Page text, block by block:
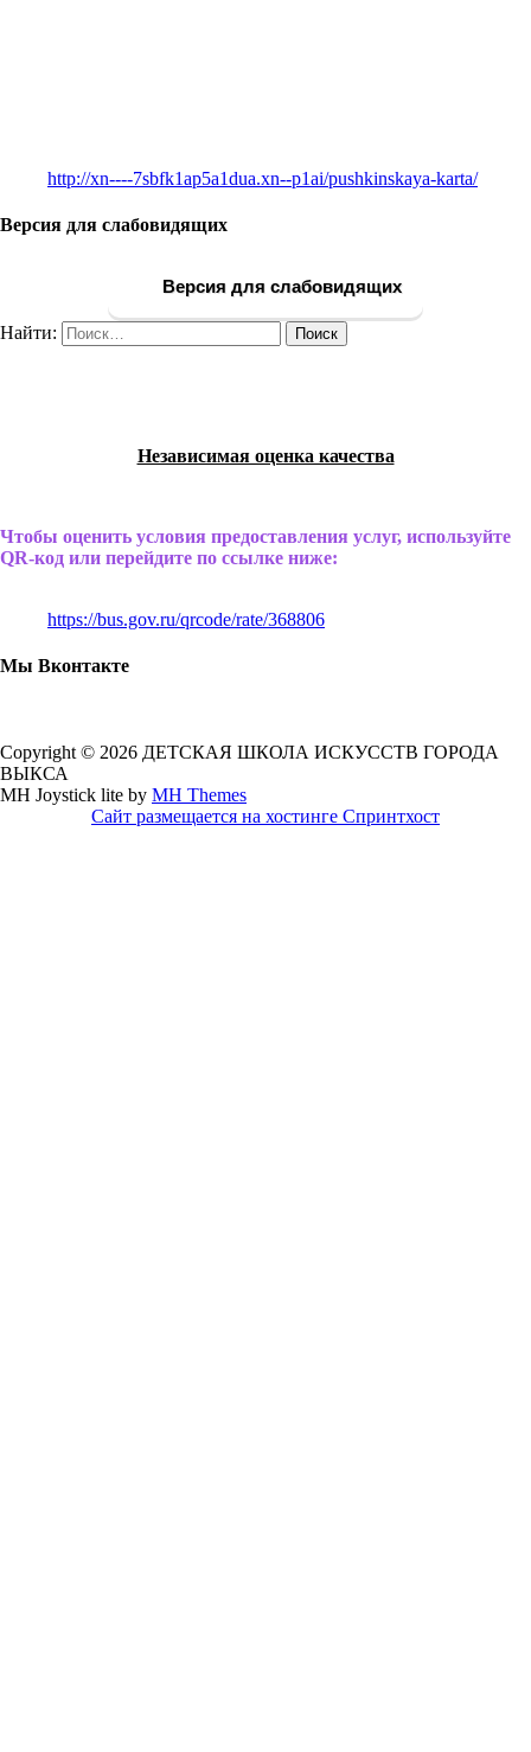
http://xn----7sbfk1ap5a1dua.xn--p1ai/pushkinskaya-karta/
Версия для слабовидящих
Версия для слабовидящих
Найти:
Независимая оценка качества
Чтобы оценить условия предоставления услуг, используйте
QR-код или перейдите по ссылке ниже:
https://bus.gov.ru/qrcode/rate/368806
Мы Вконтакте
Copyright © 2026 ДЕТСКАЯ ШКОЛА ИСКУССТВ ГОРОДА
ВЫКСА
MH Joystick lite by MH Themes
Сайт размещается на хостинге Спринтхост